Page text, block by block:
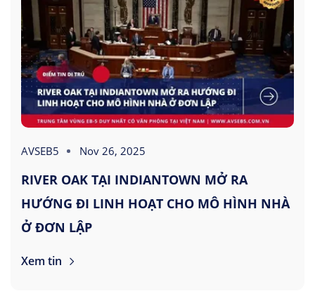
AVSEB5 Nov 26, 2025
RIVER OAK TẠI INDIANTOWN MỞ RA
HƯỚNG ĐI LINH HOẠT CHO MÔ HÌNH NHÀ
Ở ĐƠN LẬP
Xem tin